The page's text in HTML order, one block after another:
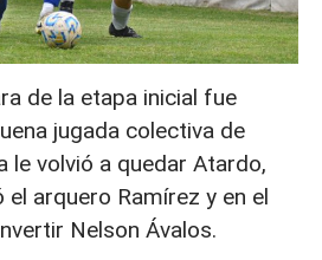
de la etapa inicial fue
jugada colectiva de
le volvió a quedar Atardo,
arquero Ramírez y en el
Nelson Ávalos.